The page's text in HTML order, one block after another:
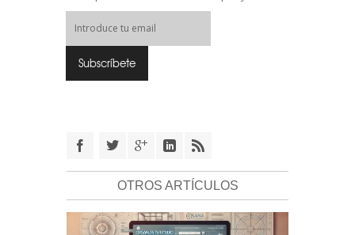
OTROS ARTÍCULOS